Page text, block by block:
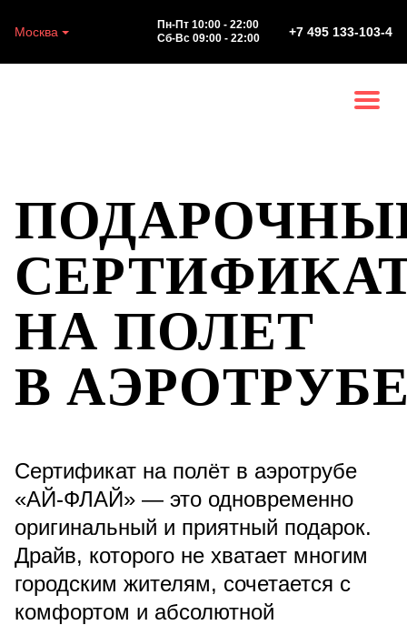
Москва
Пн-Пт 10:00 - 22:00
Сб-Вс 09:00 - 22:00
+7 495 133-103-4
НА ПОЛЕТ
В
Сертификат на полёт в аэротрубе
«АЙ-ФЛАЙ» — это одновременно
оригинальный и приятный подарок.
Драйв, которого не хватает многим
городским жителям, сочетается с
комфортом и абсолютной